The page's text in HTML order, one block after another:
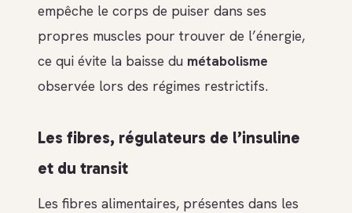
empêche le corps de puiser dans ses
propres muscles pour trouver de l’énergie,
ce qui évite la baisse du métabolisme
observée lors des régimes restrictifs.
Les fibres, régulateurs de l’insuline
et du transit
Les fibres alimentaires, présentes dans les